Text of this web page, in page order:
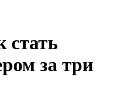
стать
за три